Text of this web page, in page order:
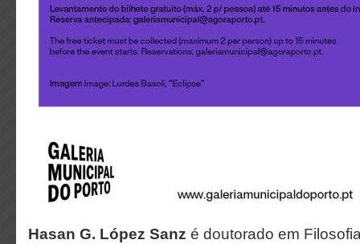
Hasan G. López Sanz é doutorado em